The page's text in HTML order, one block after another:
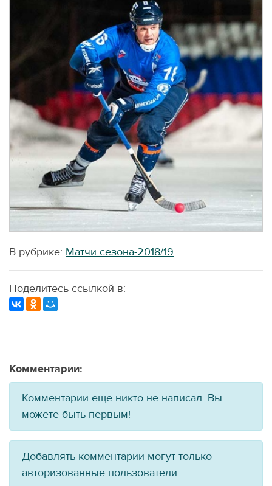
В рубрике: Матчи сезона-2018/19
Поделитесь ссылкой в:
Комментарии:
Комментарии еще никто не написал. Вы
можете быть первым!
Добавлять комментарии могут только
авторизованные пользователи.